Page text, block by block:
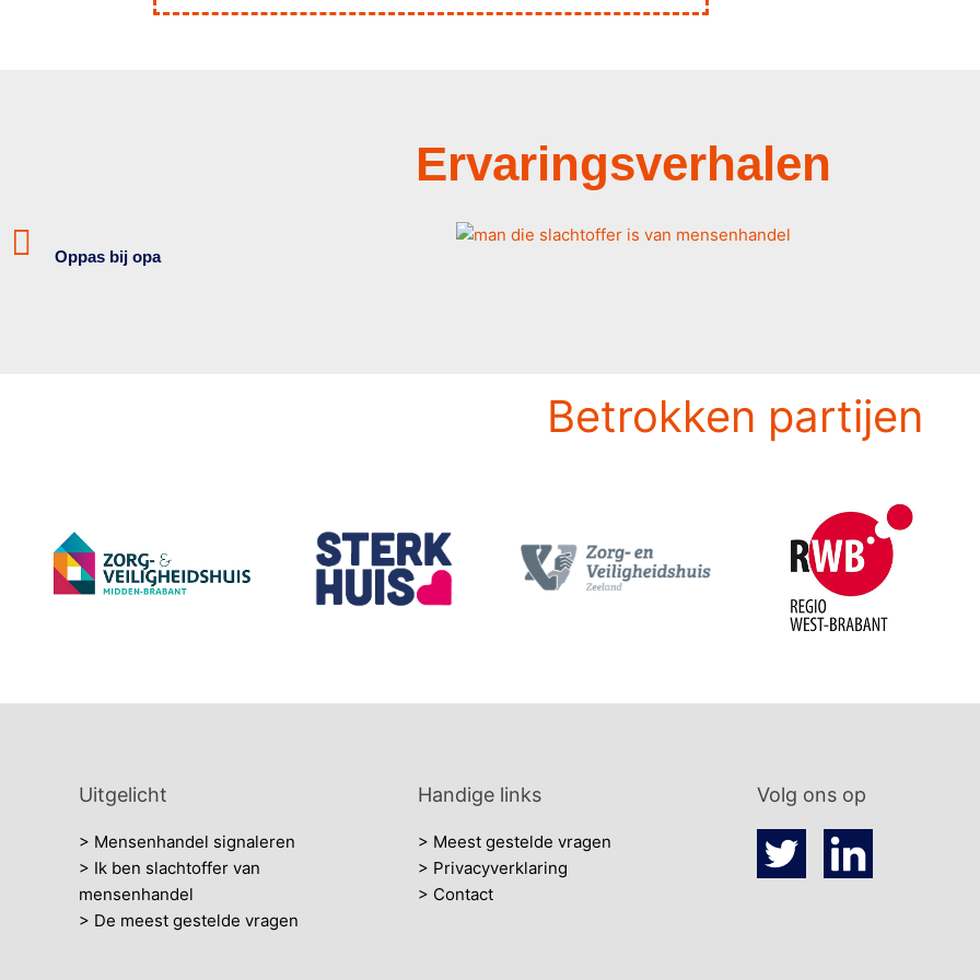
Ervaringsverhalen
Oppas bij opa
Betrokken partijen
Uitgelicht
> Mensenhandel signaleren
> Ik ben slachtoffer van
mensenhandel
> De meest gestelde vragen
Handige links
> Meest gestelde vragen
> Privacyverklaring
> Contact
Volg ons op